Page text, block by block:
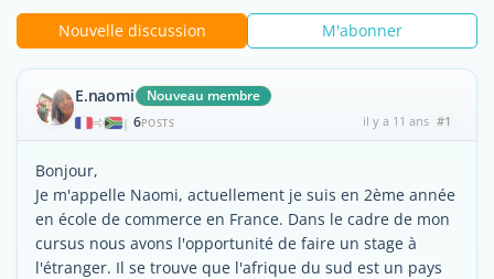
Nouvelle discussion M'abonner
E.naomi Nouveau membre
| 6POSTS il y a 11 ans #1
Bonjour,
Je m'appelle Naomi, actuellement je suis en 2ème année
en école de commerce en France. Dans le cadre de mon
cursus nous avons l'opportunité de faire un stage à
l'étranger. Il se trouve que l'afrique du sud est un pays